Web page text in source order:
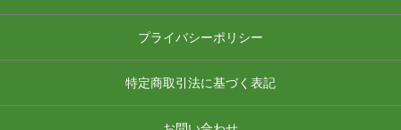
プライバシーポリシー
特定商取引法に基づく表記